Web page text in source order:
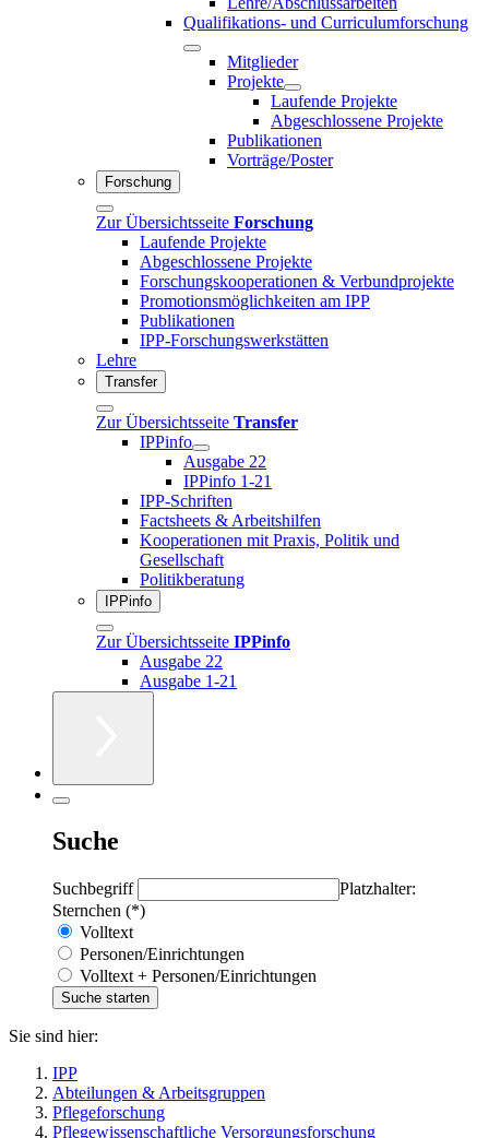
Qualifikations- und Curriculumforschung
Mitglieder
Projekte
Laufende Projekte
Abgeschlossene Projekte
Publikationen
Vorträge/Poster
Forschung
Zur Übersichtsseite Forschung
Laufende Projekte
Abgeschlossene Projekte
Forschungskooperationen & Verbundprojekte
Promotionsmöglichkeiten am IPP
Publikationen
IPP-Forschungswerkstätten
Lehre
Transfer
Zur Übersichtsseite Transfer
IPPinfo
Ausgabe 22
IPPinfo 1-21
IPP-Schriften
Factsheets & Arbeitshilfen
Kooperationen mit Praxis, Politik und
Gesellschaft
Politikberatung
IPPinfo
Zur Übersichtsseite IPPinfo
Ausgabe 22
Ausgabe 1-21
Suche
Suchbegriff
Platzhalter:
Sternchen (*)
Volltext
Personen/Einrichtungen
Volltext + Personen/Einrichtungen
Sie sind hier:
IPP
Abteilungen & Arbeitsgruppen
Pflegeforschung
Pflegewissenschaftliche Versorgungsforschung